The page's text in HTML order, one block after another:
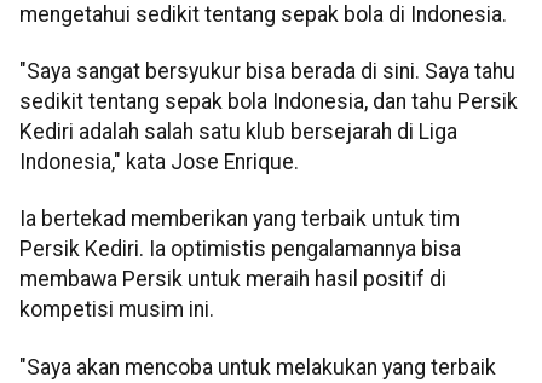
mengetahui sedikit tentang sepak bola di Indonesia.
"Saya sangat bersyukur bisa berada di sini. Saya tahu
sedikit tentang sepak bola Indonesia, dan tahu Persik
Kediri adalah salah satu klub bersejarah di Liga
Indonesia," kata Jose Enrique.
Ia bertekad memberikan yang terbaik untuk tim
Persik Kediri. Ia optimistis pengalamannya bisa
membawa Persik untuk meraih hasil positif di
kompetisi musim ini.
"Saya akan mencoba untuk melakukan yang terbaik